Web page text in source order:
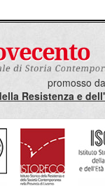
promosso
Resistenza e